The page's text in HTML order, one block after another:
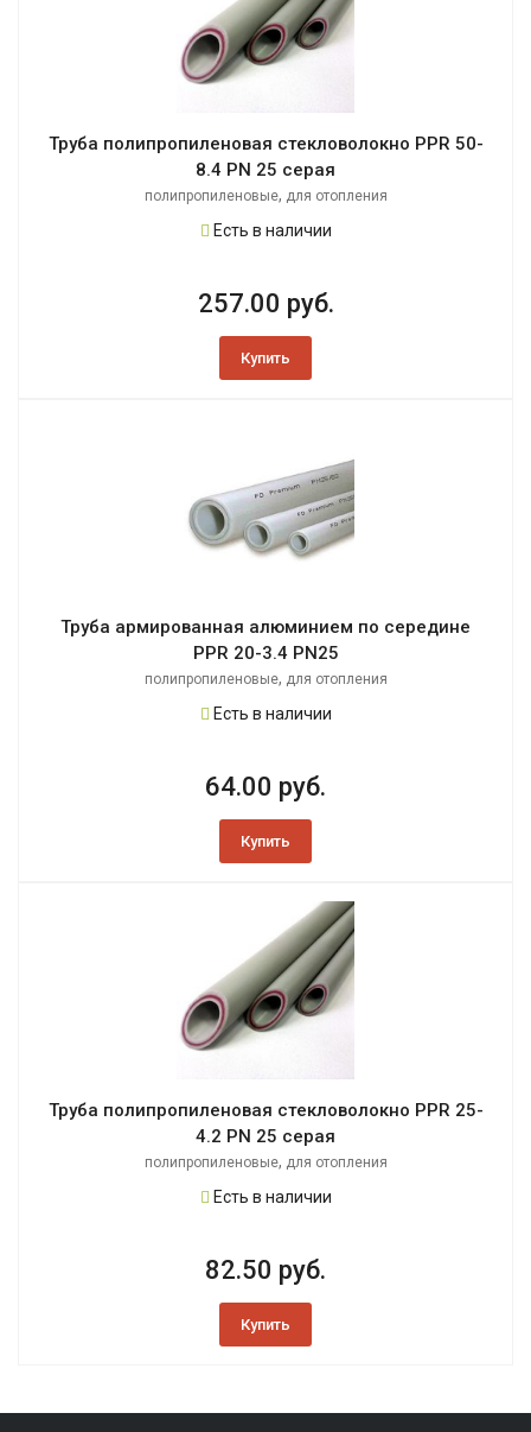
Труба полипропиленовая стекловолокно PPR 50-
8.4 PN 25 серая
полипропиленовые, для отопления
Есть в наличии
257.00 руб.
Купить
Труба армированная алюминием по середине
PPR 20-3.4 PN25
полипропиленовые, для отопления
Есть в наличии
64.00 руб.
Купить
Труба полипропиленовая стекловолокно PPR 25-
4.2 PN 25 серая
полипропиленовые, для отопления
Есть в наличии
82.50 руб.
Купить